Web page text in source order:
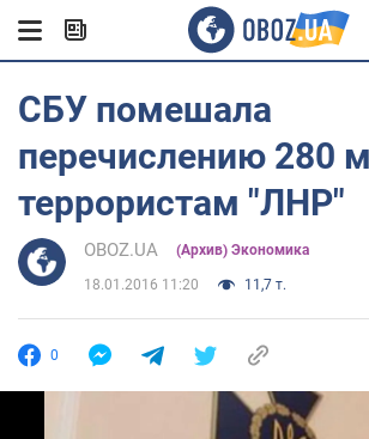
СБУ помешала
перечислению 280
террористам "ЛНР"
OBOZ.UA (Архив) Экономика
18.01.2016 11:20 11,7 т.
0